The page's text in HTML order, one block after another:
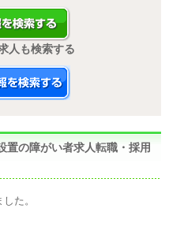
人も検索する
置の障がい者求人転職・採用
た。